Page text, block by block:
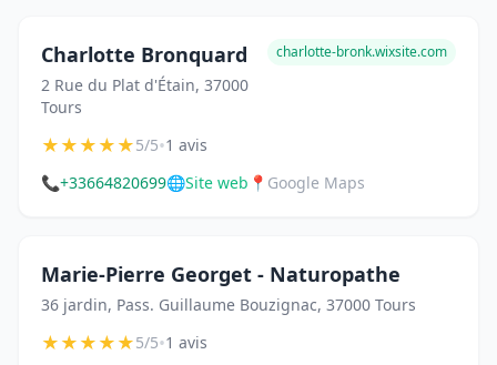
Charlotte Bronquard
2 Rue du Plat d'Étain, 37000
Tours
charlotte-bronk.wixsite.com
★★★★★5/5•1 avis
📞+33664820699🌐Site web 📍 Google Maps
Marie-Pierre Georget - Naturopathe
36 jardin, Pass. Guillaume Bouzignac, 37000 Tours
★★★★★5/5•1 avis